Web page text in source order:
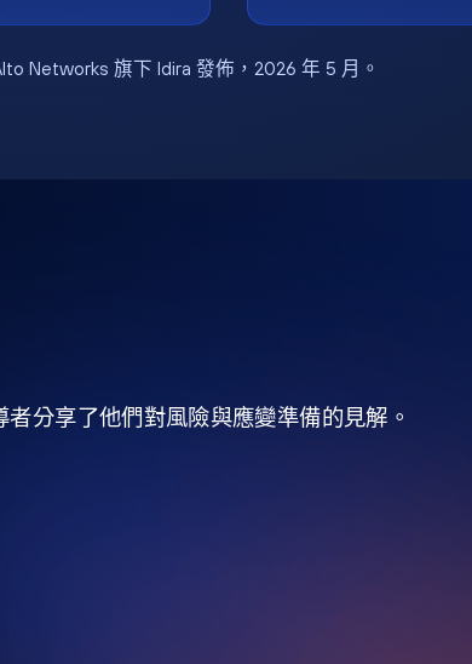
Networks 旗下 Idira 發佈，2026 年 5 月。
分享了他們對風險與應變準備的見解。